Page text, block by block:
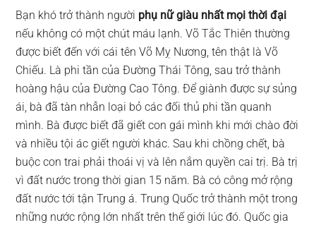
Bạn khó trở thành người phụ nữ giàu nhất mọi thời đại
nếu không có một chút máu lạnh. Võ Tắc Thiên thường
được biết đến với cái tên Võ Mỵ Nương, tên thật là Võ
Chiếu. Là phi tần của Đường Thái Tông, sau trở thành
hoàng hậu của Đường Cao Tông. Để giành được sự sủng
ái, bà đã tàn nhẫn loại bỏ các đối thủ phi tần quanh
mình. Bà được biết đã giết con gái mình khi mới chào đời
và nhiều tội ác giết người khác. Sau khi chồng chết, bà
buộc con trai phải thoái vị và lên nắm quyền cai trị. Bà trị
vì đất nước trong thời gian 15 năm. Bà có công mở rộng
đất nước tới tận Trung á. Trung Quốc trở thành một trong
những nước rộng lớn nhất trên thế giới lúc đó. Quốc gia